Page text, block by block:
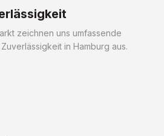
zeichnen uns umfassende
in Hamburg aus.